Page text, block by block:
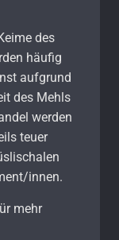
des
häufig
aufgrund
des Mehls
werden
teuer
innen.
mehr